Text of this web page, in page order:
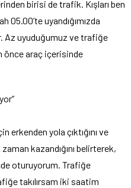
birisi de trafik. Kışları ben
05.00’te uyandığımızda
Az uyuduğumuz ve trafiğe
önce araç içerisinde
erkenden yola çıktığını ve
kazandığını belirterek,
oturuyorum. Trafiğe
takılırsam iki saatim